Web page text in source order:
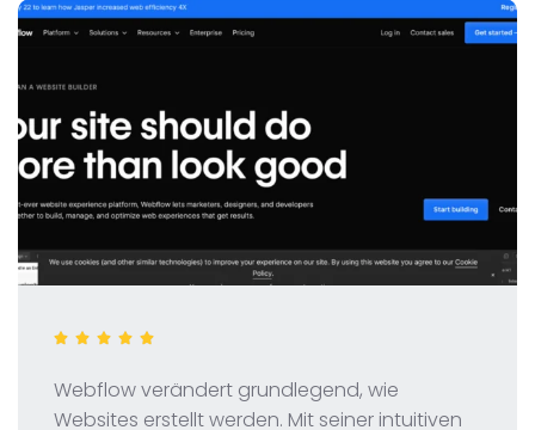
Webflow verändert grundlegend, wie
Websites erstellt werden. Mit seiner intuitiven